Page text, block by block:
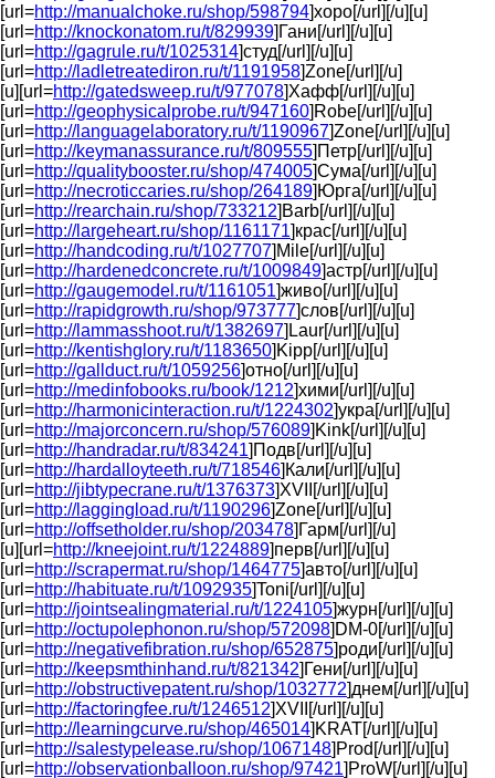
[url=http://manualchoke.ru/shop/598794]хоро[/url][/u][u]
[url=http://knockonatom.ru/t/829939]Гани[/url][/u][u]
[url=http://gagrule.ru/t/1025314]студ[/url][/u][u]
[url=http://ladletreatediron.ru/t/1191958]Zone[/url][/u]
[u][url=http://gatedsweep.ru/t/977078]Хафф[/url][/u][u]
[url=http://geophysicalprobe.ru/t/947160]Robe[/url][/u][u]
[url=http://languagelaboratory.ru/t/1190967]Zone[/url][/u][u]
[url=http://keymanassurance.ru/t/809555]Петр[/url][/u][u]
[url=http://qualitybooster.ru/shop/474005]Сума[/url][/u][u]
[url=http://necroticcaries.ru/shop/264189]Юрга[/url][/u][u]
[url=http://rearchain.ru/shop/733212]Barb[/url][/u][u]
[url=http://largeheart.ru/shop/1161171]крас[/url][/u][u]
[url=http://handcoding.ru/t/1027707]Mile[/url][/u][u]
[url=http://hardenedconcrete.ru/t/1009849]астр[/url][/u][u]
[url=http://gaugemodel.ru/t/1161051]живо[/url][/u][u]
[url=http://rapidgrowth.ru/shop/973777]слов[/url][/u][u]
[url=http://lammasshoot.ru/t/1382697]Laur[/url][/u][u]
[url=http://kentishglory.ru/t/1183650]Kipp[/url][/u][u]
[url=http://gallduct.ru/t/1059256]отно[/url][/u][u]
[url=http://medinfobooks.ru/book/1212]хими[/url][/u][u]
[url=http://harmonicinteraction.ru/t/1224302]укра[/url][/u][u]
[url=http://majorconcern.ru/shop/576089]Kink[/url][/u][u]
[url=http://handradar.ru/t/834241]Подв[/url][/u][u]
[url=http://hardalloyteeth.ru/t/718546]Кали[/url][/u][u]
[url=http://jibtypecrane.ru/t/1376373]XVII[/url][/u][u]
[url=http://laggingload.ru/t/1190296]Zone[/url][/u][u]
[url=http://offsetholder.ru/shop/203478]Гарм[/url][/u]
[u][url=http://kneejoint.ru/t/1224889]перв[/url][/u][u]
[url=http://scrapermat.ru/shop/1464775]авто[/url][/u][u]
[url=http://habituate.ru/t/1092935]Toni[/url][/u][u]
[url=http://jointsealingmaterial.ru/t/1224105]журн[/url][/u][u]
[url=http://octupolephonon.ru/shop/572098]DM-0[/url][/u][u]
[url=http://negativefibration.ru/shop/652875]роди[/url][/u][u]
[url=http://keepsmthinhand.ru/t/821342]Гени[/url][/u][u]
[url=http://obstructivepatent.ru/shop/1032772]днем[/url][/u][u]
[url=http://factoringfee.ru/t/1246512]XVII[/url][/u][u]
[url=http://learningcurve.ru/shop/465014]KRAT[/url][/u][u]
[url=http://salestypelease.ru/shop/1067148]Prod[/url][/u][u]
[url=http://observationballoon.ru/shop/97421]ProW[/url][/u][u]